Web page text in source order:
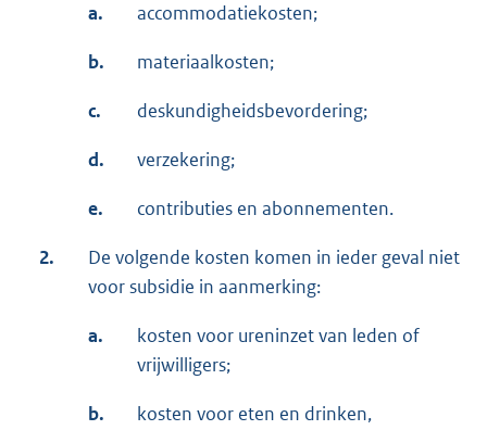
a. accommodatiekosten;
b. materiaalkosten;
c. deskundigheidsbevordering;
d. verzekering;
e. contributies en abonnementen.
2.
De volgende kosten komen in ieder geval niet
voor subsidie in aanmerking:
a.
kosten voor ureninzet van leden of
vrijwilligers;
b.
kosten voor eten en drinken,